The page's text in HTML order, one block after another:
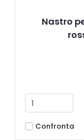
Nastro
Confronta